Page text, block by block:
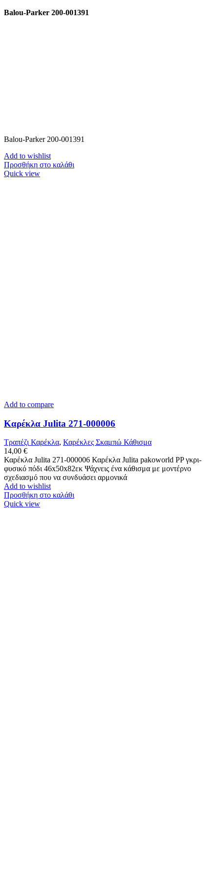
Balou-Parker 200-001391
Balou-Parker 200-001391
Add to wishlist
Προσθήκη στο καλάθι
Quick view
Add to compare
Καρέκλα Julita 271-000006
Τραπέζι Καρέκλα, Καρέκλες Σκαμπώ Κάθισμα
14,00 €
Καρέκλα Julita 271-000006 Καρέκλα Julita pakoworld PP γκρι-
φυσικό πόδι 46x50x82εκ Ψάχνεις ένα κάθισμα με μοντέρνο
σχεδιασμό που να συνδυάσει αρμονικά
Add to wishlist
Προσθήκη στο καλάθι
Quick view